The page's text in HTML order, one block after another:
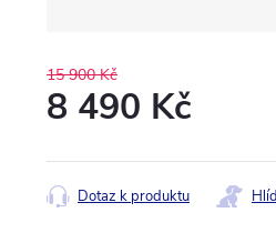
15 900 Kč
8 490 Kč
cena:
Dotaz k produktu